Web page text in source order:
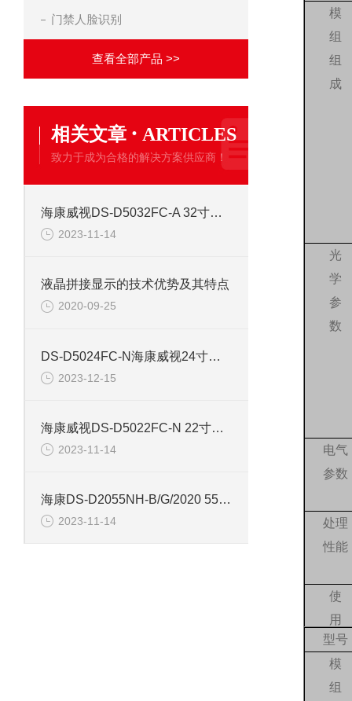
门禁人脸识别
查看全部产品 >>
相关文章 · ARTICLES
致力于成为合格的解决方案供应商！
海康威视DS-D5032FC-A 32寸塑胶外观高清液晶监视器
2023-11-14
液晶拼接显示的技术优势及其特点
2020-09-25
DS-D5024FC-N海康威视24寸网络监控显示器
2023-12-15
海康威视DS-D5022FC-N 22寸监控网络液晶显示器
2023-11-14
海康DS-D2055NH-B/G/2020 55寸网络监控显示器
2023-11-14
模
组
组
成
光
学
参
数
电气
参数
处理
性能
使
用
参
数
型号
模
组